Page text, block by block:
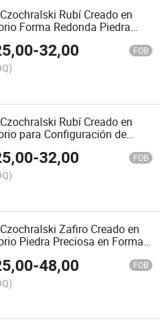
Rubí Creado en
Forma Redonda Piedra
para Configuración de Joyería
-32,00 FOB
Rubí Creado en
para Configuración de
-32,00 FOB
Zafiro Creado en
Piedra Preciosa en Forma
-48,00 FOB